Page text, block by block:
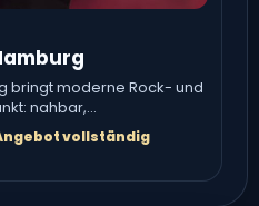
bringt moderne Rock- und
nahbar,
für.
Angebot vollständig